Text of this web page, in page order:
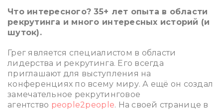
Что интересного? 35+ лет опыта в области
рекрутинга и много интересных историй (и
шуток).
Грег является специалистом в области
лидерства и рекрутинга. Его всегда
приглашают для выступления на
конференциях по всему миру. А ещё он создал
замечательное рекрутинговое
агентство people2people. На своей странице в